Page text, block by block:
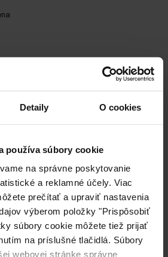
Detaily O cookies
používa súbory cookie
na správne poskytovanie
a reklamné účely. Viac
prečítať a upraviť nastavenia
výberom položky "Prispôsobiť
súbory cookie môžete tiež prijať
na príslušné tlačidlá. Súbory
webovej stránke správne
dňa